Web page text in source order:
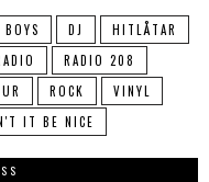
BOYS DJ
HITLÅTAR
RADIO 208
ROCK
VINYL
IT BE NICE